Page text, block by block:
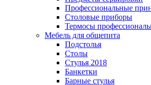
Профессиональные
Столовые приборы
Термосы
Мебель для общепита
Подстолья
Столы
Стулья 2018
Банкетки
Барные стулья